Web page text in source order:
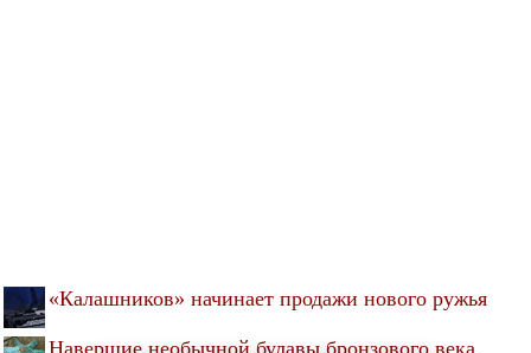
«Калашников» начинает продажи нового ружья